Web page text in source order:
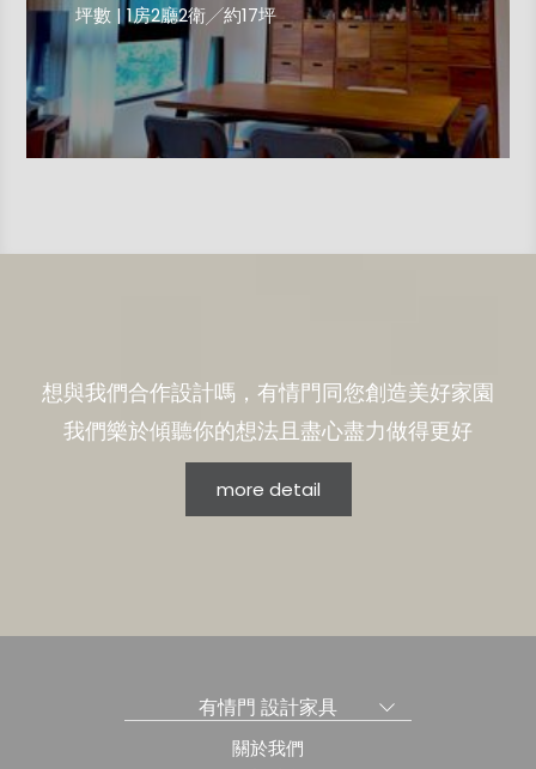
坪數 | 1房2廳2衛╱約17坪
想與我們合作設計嗎，有情門同您創造美好家園
我們樂於傾聽你的想法且盡心盡力做得更好
more detail
有情門 設計家具
關於我們